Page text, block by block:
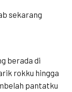
sekarang
berada di
rokku hingga
pantatku